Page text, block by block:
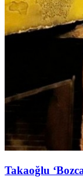
Takaoğlu